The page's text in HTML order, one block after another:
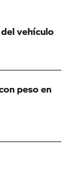
vehículo
peso en